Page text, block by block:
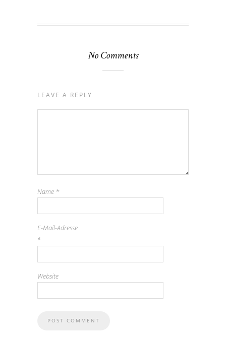
No Comments
LEAVE A REPLY
Name *
E-Mail-Adresse
*
Website